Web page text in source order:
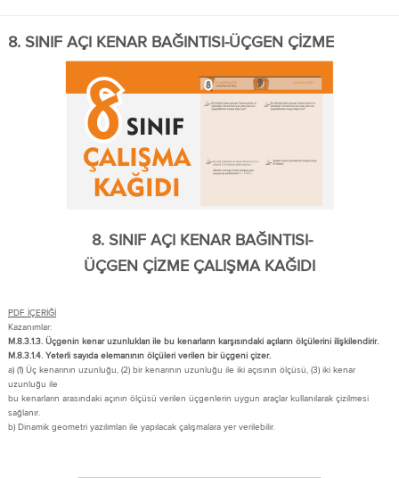
8. SINIF AÇI KENAR BAĞINTISI-ÜÇGEN ÇİZME
8. SINIF AÇI KENAR BAĞINTISI-
ÜÇGEN ÇİZME ÇALIŞMA KAĞIDI
PDF İÇERİĞİ
Kazanımlar:
M.8.3.1.3. Üçgenin kenar uzunlukları ile bu kenarların karşısındaki açıların ölçülerini ilişkilendirir.
M.8.3.1.4. Yeterli sayıda elemanının ölçüleri verilen bir üçgeni çizer.
a) (1) Üç kenarının uzunluğu, (2) bir kenarının uzunluğu ile iki açısının ölçüsü, (3) iki kenar
uzunluğu ile
bu kenarların arasındaki açının ölçüsü verilen üçgenlerin uygun araçlar kullanılarak çizilmesi
sağlanır.
b) Dinamik geometri yazılımları ile yapılacak çalışmalara yer verilebilir.